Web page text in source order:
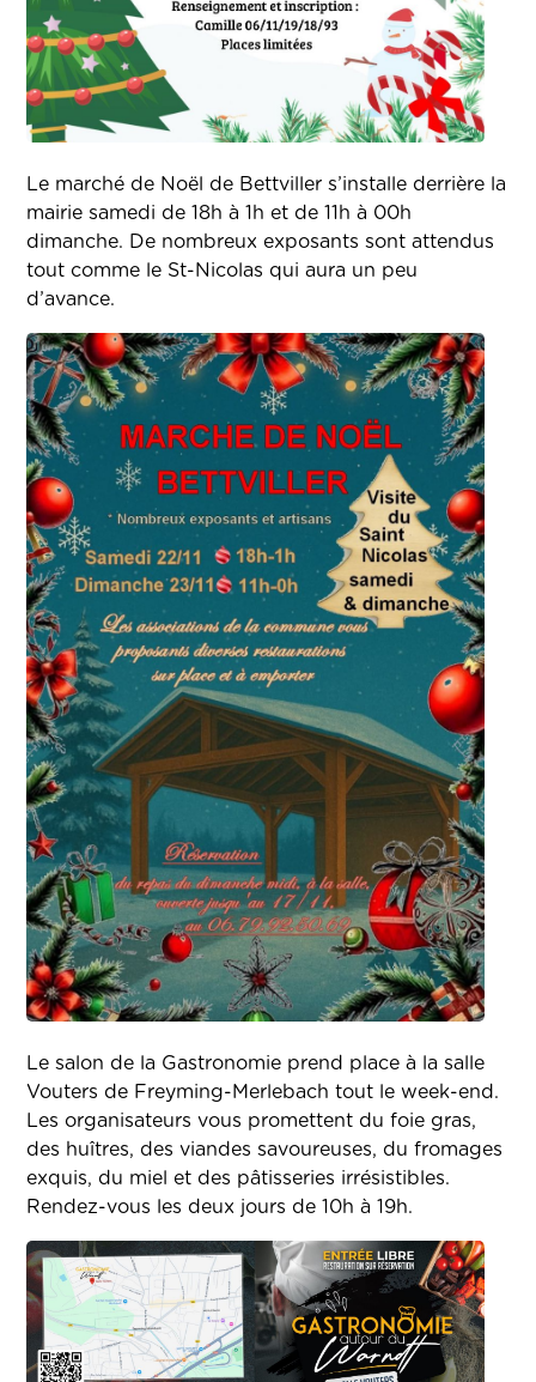
Le marché de Noël de Bettviller s’installe derrière la
mairie samedi de 18h à 1h et de 11h à 00h
dimanche. De nombreux exposants sont attendus
tout comme le St-Nicolas qui aura un peu
d’avance.
Le salon de la Gastronomie prend place à la salle
Vouters de Freyming-Merlebach tout le week-end.
Les organisateurs vous promettent du foie gras,
des huîtres, des viandes savoureuses, du fromages
exquis, du miel et des pâtisseries irrésistibles.
Rendez-vous les deux jours de 10h à 19h.